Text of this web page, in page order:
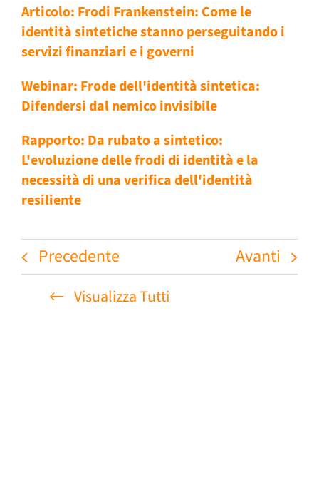
Articolo: Frodi Frankenstein: Come le
identità sintetiche stanno perseguitando i
servizi finanziari e i governi
Webinar: Frode dell'identità sintetica:
Difendersi dal nemico invisibile
Rapporto: Da rubato a sintetico:
L'evoluzione delle frodi di identità e la
necessità di una verifica dell'identità
resiliente
Precedente Avanti
Visualizza Tutti